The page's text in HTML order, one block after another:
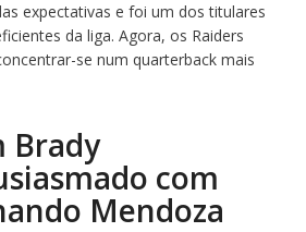
expectativas e foi um dos titulares
da liga. Agora, os Raiders
se num quarterback mais
Brady
com
Mendoza